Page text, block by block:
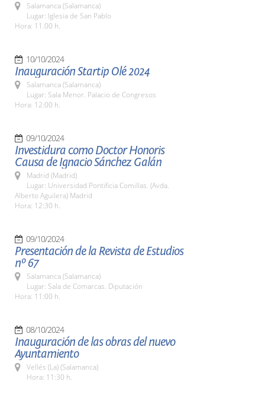
Salamanca (Salamanca)
Lugar: Iglesia de San Pablo
Hora: 11.00 h.
10/10/2024
Inauguración Startip Olé 2024
Salamanca (Salamanca)
Lugar: Sala Menor. Palacio de Congresos
Hora: 12:00 h.
09/10/2024
Investidura como Doctor Honoris
Causa de Ignacio Sánchez Galán
Madrid (Madrid)
Lugar: Universidad Pontificia Comillas. (Avda.
Alberto Aguilera) Madrid
Hora: 12:30 h.
09/10/2024
Presentación de la Revista de Estudios
nº 67
Salamanca (Salamanca)
Lugar: Sala de Comarcas. Diputación
Hora: 11:00 h.
08/10/2024
Inauguración de las obras del nuevo
Ayuntamiento
Vellés (La) (Salamanca)
Hora: 11:30 h.